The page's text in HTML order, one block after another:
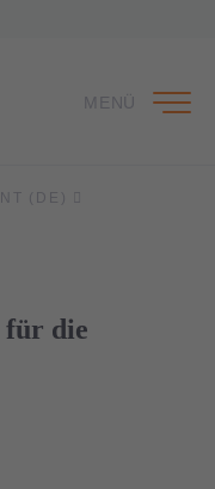
MENÜ
(DE)
für die